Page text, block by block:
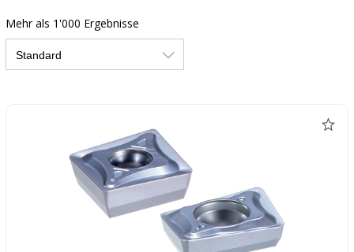
Mehr als 1'000 Ergebnisse